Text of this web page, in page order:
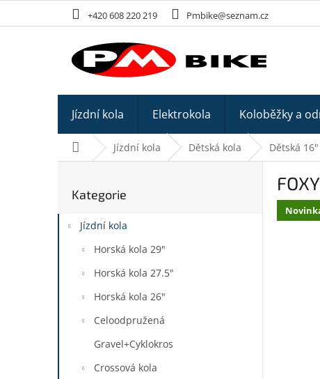
+420 608 220 219 Pmbike@seznam.cz
Jízdní kola Elektrokola Koloběžky a
Domů Jízdní kola Dětská kola Dětská
t
Přeskočit
Kategorie
Jízdní kola
Horská kola 29"
Horská kola 27.5"
Horská kola 26"
Celoodpružená
Gravel+Cyklokros
Crossová kola